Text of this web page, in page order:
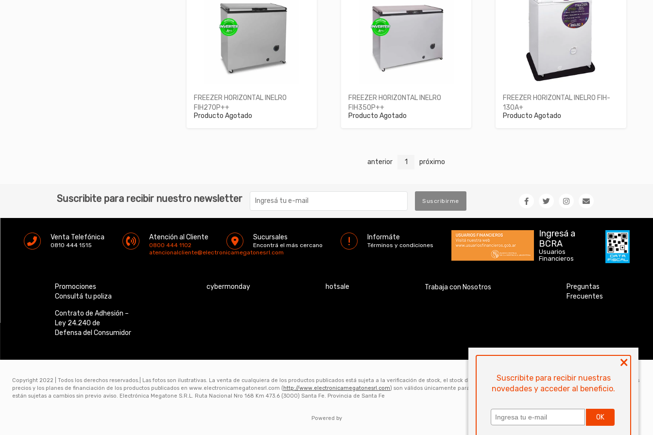
FREEZER HORIZONTAL INELRO
FIH270P++
Producto Agotado
FREEZER HORIZONTAL INELRO
FIH350P++
Producto Agotado
FREEZER HORIZONTAL INELRO FIH-
130A+
Producto Agotado
anterior 1 próximo
Suscribite para recibir nuestro newsletter Suscribirme
Venta Telefónica
0810 444 1515
Atención al Cliente
0800 444 1102
atencionalcliente@electronicamegatonesrl.com
Sucursales
Encontrá el más cercano
Informáte
Términos y condiciones
Ingresá a
BCRA
Usuarios
Financieros
Promociones
Consultá tu poliza
Contrato de Adhesión –
Ley 24.240 de
Defensa del Consumidor
cybermonday hotsale Trabaja con Nosotros
Preguntas
Frecuentes
×
Suscribite para recibir nuestras
novedades y acceder al beneficio.
OK
Copyright 2022 | Todos los derechos reservados.| Las fotos son ilustrativas. La venta de cualquiera de los productos publicados está sujeta a la verificación de stock, el stock disponible para la venta web de cada código es de 5 unidades. Los
precios y los planes de financiación de los productos publicados en www.electronicamegatonesrl.com (http://www.electronicamegatonesrl.com) son válidos únicamente para la compra online. Las especificaciones técnicas y descripciones
están sujetas a cambios sin previo aviso. Electrónica Megatone S.R.L. Ruta Nacional Nro 168 Km 473.6 (3000) Santa Fe. Provincia de Santa Fe
Powered by